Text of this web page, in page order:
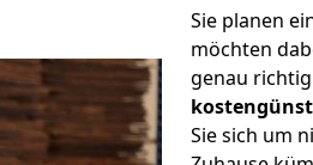
Sie planen
möchten
genau
Sie sich um